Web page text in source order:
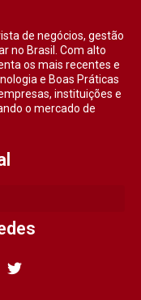
de negócios, gestão
no Brasil. Com alto
os mais recentes e
e Boas Práticas
instituições e
o mercado de